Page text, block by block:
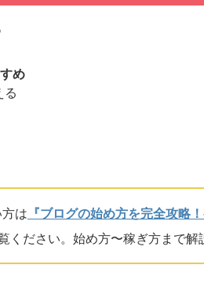
め
る
は 『ブログの始め方を完全攻略
ください。始め方〜稼ぎ方まで解